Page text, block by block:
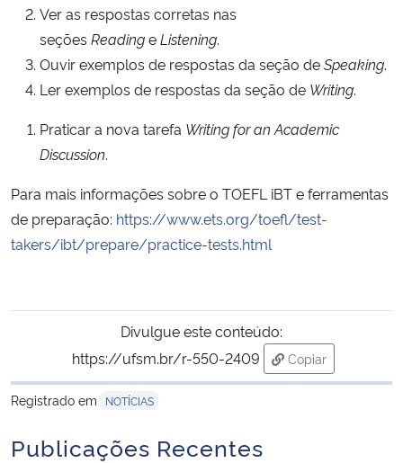
Ministério do Desenvolvimento Regional
Controladoria-Geral da União
Secretaria-Geral
Secretaria de Governo
Gabinete de Segurança Institucional
Planalto
Ver as respostas corretas nas
seções ReadingeListening.
Ouvir exemplos de respostas da seção deSpeaking.
Ler exemplos de respostas da seção de Writing.
Praticar a nova tarefa Writing for an Academic
Discussion.
Para mais informações sobre o TOEFL iBT e ferramentas
de preparação: https://www.ets.org/toefl/test-
takers/ibt/prepare/practice-tests.html
Divulgue este conteúdo:
https://ufsm.br/r-550-2409
Copiar
para área de
Registrado em
NOTÍCIAS
Publicações Recentes